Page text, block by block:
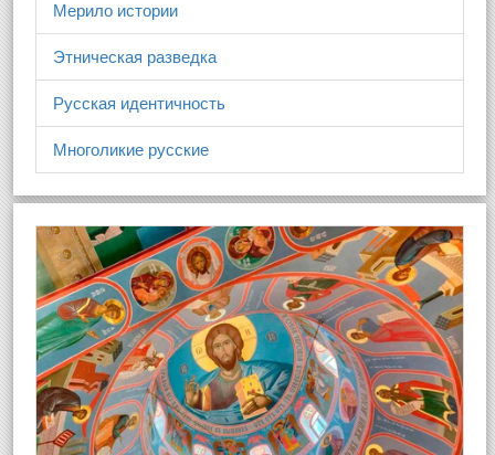
Мерило истории
Этническая разведка
Русская идентичность
Многоликие русские